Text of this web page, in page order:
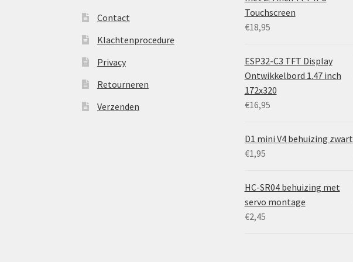
Contact
Klachtenprocedure
Privacy
Retourneren
Verzenden
Touchscreen
€18,95
ESP32-C3 TFT Display
Ontwikkelbord 1.47 inch
172x320
€16,95
D1 mini V4 behuizing zwart
€1,95
HC-SR04 behuizing met
servo montage
€2,45